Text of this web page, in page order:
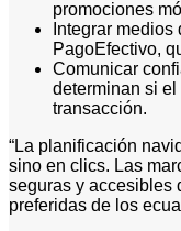
promociones
Integrar
PagoEfectivo,
Comunicar
determinan si
transacción.
“La planificación
sino en clics. Las
seguras y accesibles
preferidas de los